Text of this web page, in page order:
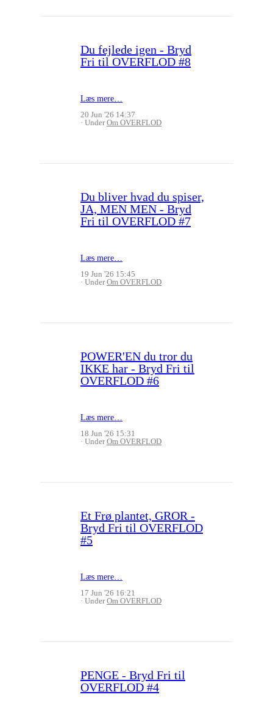
Du fejlede igen - Bryd
Fri til OVERFLOD #8
Læs mere…
20 Jun '26 14:37
UnderOm OVERFLOD
Du bliver hvad du spiser,
JA, MEN MEN - Bryd
Fri til OVERFLOD #7
Læs mere…
19 Jun '26 15:45
UnderOm OVERFLOD
POWER'EN du tror du
IKKE har - Bryd Fri til
OVERFLOD #6
Læs mere…
18 Jun '26 15:31
UnderOm OVERFLOD
Et Frø plantet, GROR -
Bryd Fri til OVERFLOD
#5
Læs mere…
17 Jun '26 16:21
UnderOm OVERFLOD
PENGE - Bryd Fri til
OVERFLOD #4